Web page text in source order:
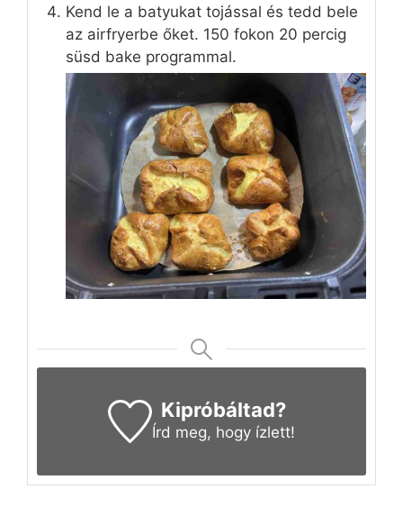
Kend le a batyukat tojással és tedd bele
az airfryerbe őket. 150 fokon 20 percig
süsd bake programmal.
Kipróbáltad?
Írd meg, hogy ízlett!